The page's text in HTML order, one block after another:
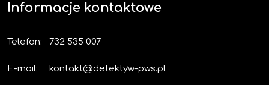
Informacje kontaktowe
Telefon: 732 535 007
E-mail: kontakt@detektyw-pws.pl